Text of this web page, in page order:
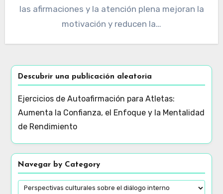
las afirmaciones y la atención plena mejoran la
motivación y reducen la…
Descubrir una publicación aleatoria
Ejercicios de Autoafirmación para Atletas:
Aumenta la Confianza, el Enfoque y la Mentalidad
de Rendimiento
Navegar by Category